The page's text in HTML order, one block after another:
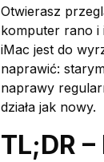
Otwierasz
komputer rano i
iMac jest do
naprawić:
naprawy
działa jak nowy.
TL;DR